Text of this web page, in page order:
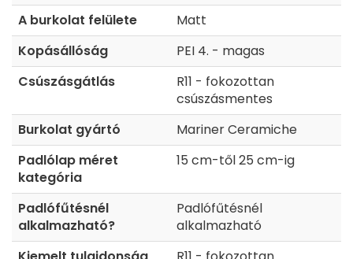
A burkolat felülete
Matt
Kopásállóság
PEI 4. - magas
Csúszásgátlás
R11 - fokozottan
csúszásmentes
Burkolat gyártó
Mariner Ceramiche
Padlólap méret
kategória
15 cm-től 25 cm-ig
Padlófűtésnél
alkalmazható?
Padlófűtésnél
alkalmazható